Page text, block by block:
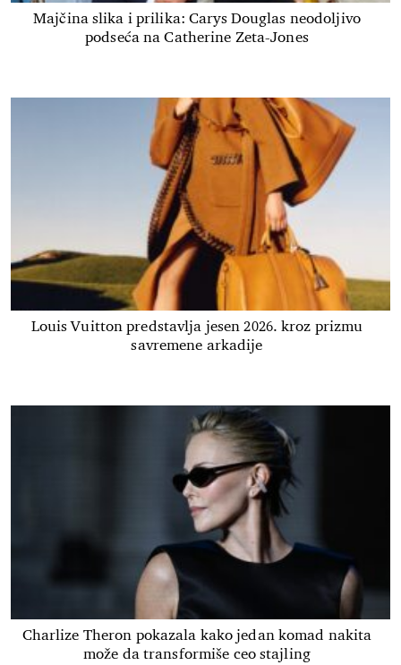
Majčina slika i prilika: Carys Douglas neodoljivo
podseća na Catherine Zeta-Jones
Louis Vuitton predstavlja jesen 2026. kroz prizmu
savremene arkadije
Charlize Theron pokazala kako jedan komad nakita
može da transformiše ceo stajling